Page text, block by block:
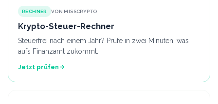
RECHNER VON MISSCRYPTO
Krypto-Steuer-Rechner
Steuerfrei nach einem Jahr? Prüfe in zwei Minuten, was
aufs Finanzamt zukommt.
Jetzt prüfen